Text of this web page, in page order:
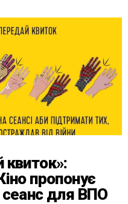
пропонує
сеанс для ВПО